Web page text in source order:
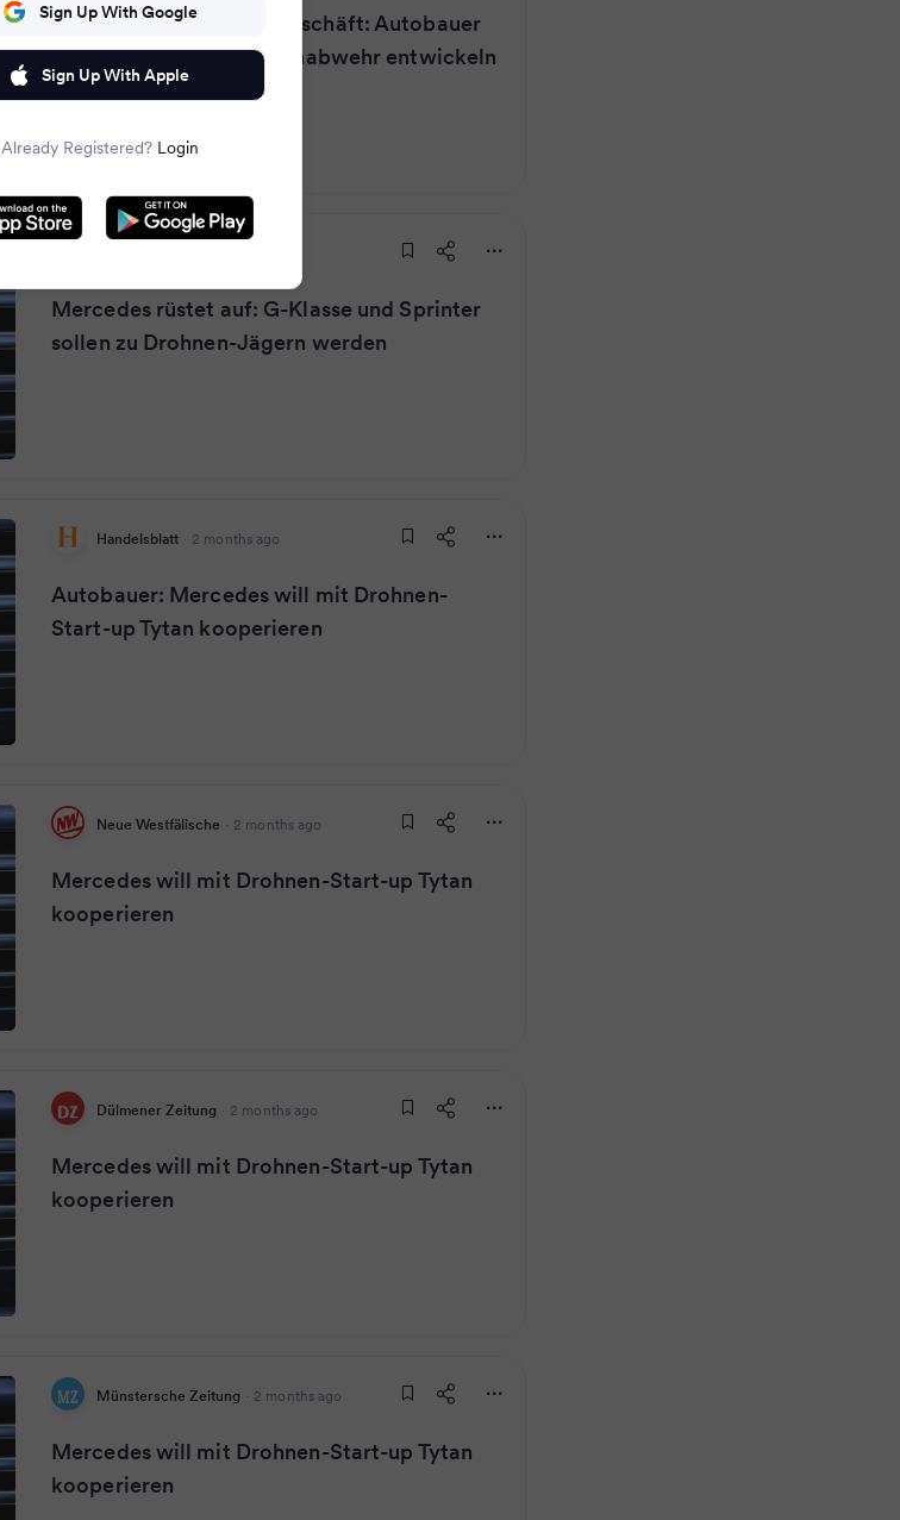
Mercedes im Rüstungsgeschäft: Autobauer
will mit Start-up Drohnenabwehr entwickeln
Mercedes rüstet auf: G-Klasse und Sprinter
sollen zu Drohnen-Jägern werden
Handelsblatt · 2 months ago
Autobauer: Mercedes will mit Drohnen-
Start-up Tytan kooperieren
Neue Westfälische · 2 months ago
Mercedes will mit Drohnen-Start-up Tytan
kooperieren
Dülmener Zeitung · 2 months ago
Mercedes will mit Drohnen-Start-up Tytan
kooperieren
Münstersche Zeitung · 2 months ago
Mercedes will mit Drohnen-Start-up Tytan
kooperieren
Sign Up With Google
Sign Up With Apple
Already Registered? Login